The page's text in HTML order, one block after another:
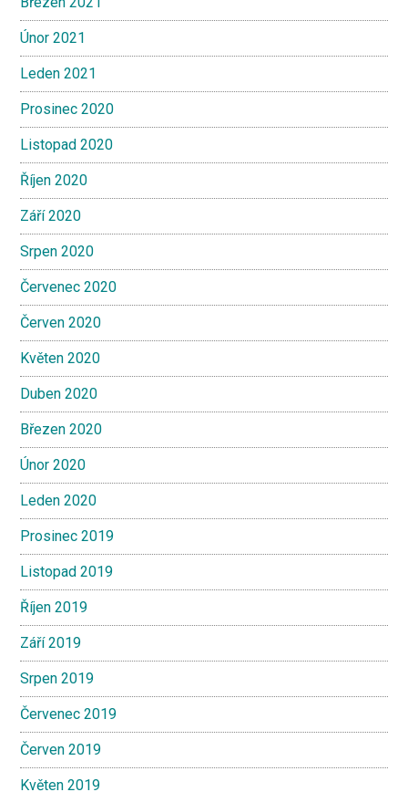
Únor 2021
Leden 2021
Prosinec 2020
Listopad 2020
Říjen 2020
Září 2020
Srpen 2020
Červenec 2020
Červen 2020
Květen 2020
Duben 2020
Březen 2020
Únor 2020
Leden 2020
Prosinec 2019
Listopad 2019
Říjen 2019
Září 2019
Srpen 2019
Červenec 2019
Červen 2019
Květen 2019